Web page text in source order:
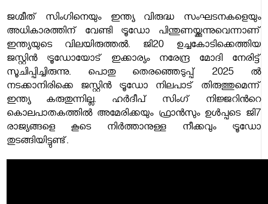
ജഗ്മീത് സിംഗിനെയും ഇന്ത്യ വിരുദ്ധ സംഘടനകളെയും
അധികാരത്തിന് വേണ്ടി ട്രൂഡോ പിന്തുണയ്ക്കുന്നുവെന്നാണ്
ഇന്ത്യയുടെ വിലയിരുത്തൽ. ജി20 ഉച്ചകോടിക്കെത്തിയ
ജസ്റ്റിൻ ട്രൂഡോയോട് ഇക്കാര്യം നരേന്ദ്ര മോദി നേരിട്ട്
സൂചിപ്പിച്ചിരുന്നു. പൊതു തെരഞ്ഞെടുപ്പ് 2025 ൽ
നടക്കാനിരിക്കെ ജസ്റ്റിൻ ട്രൂഡോ നിലപാട് തിരുത്തുമെന്ന്
ഇന്ത്യ കരുതുന്നില്ല. ഹർദീപ് സിംഗ് നിജ്ജറിൻറെ
കൊലപാതകത്തിൽ അമേരിക്കയും ഫ്രാൻസും ഉൾപ്പടെ ജി7
രാജ്യങ്ങളെ കൂടെ നിർത്താനുള്ള നീക്കവും ട്രൂഡോ
തുടങ്ങിയിട്ടുണ്ട്.